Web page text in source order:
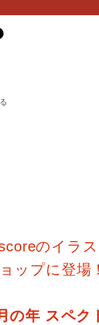
のイラ
ップに登場！
の年 スペク